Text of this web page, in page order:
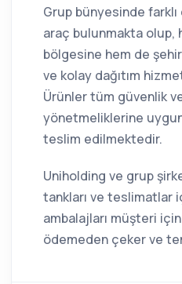
Grup bünyesinde
araç bulunmakta olup,
bölgesine hem de
ve kolay dağıtım
Ürünler tüm güvenlik
yönetmeliklerine
teslim edilmektedir.
Uniholding ve grup
tankları ve teslimatlar
ambalajları müşteri
ödemeden çeker ve